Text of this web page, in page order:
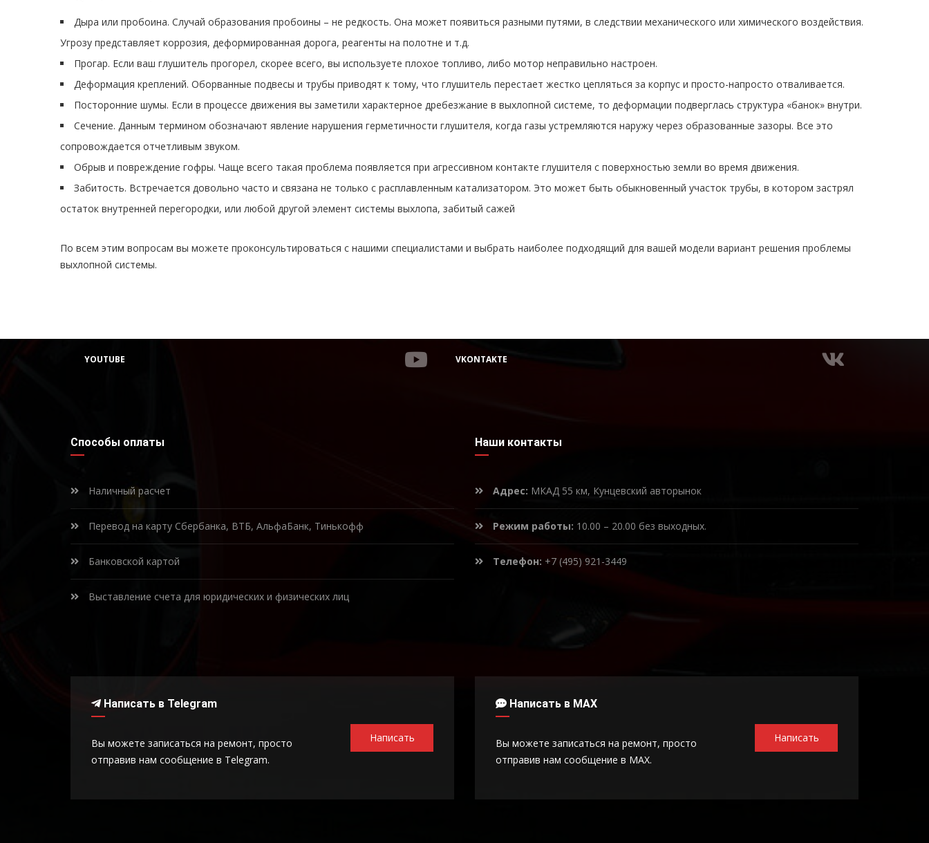
Дыра или пробоина. Случай образования пробоины – не редкость. Она может появиться разными путями, в следствии механического или химического воздействия.
Угрозу представляет коррозия, деформированная дорога, реагенты на полотне и т.д.
Прогар. Если ваш глушитель прогорел, скорее всего, вы используете плохое топливо, либо мотор неправильно настроен.
Деформация креплений. Оборванные подвесы и трубы приводят к тому, что глушитель перестает жестко цепляться за корпус и просто-напросто отваливается.
Посторонние шумы. Если в процессе движения вы заметили характерное дребезжание в выхлопной системе, то деформации подверглась структура «банок» внутри.
Сечение. Данным термином обозначают явление нарушения герметичности глушителя, когда газы устремляются наружу через образованные зазоры. Все это
сопровождается отчетливым звуком.
Обрыв и повреждение гофры. Чаще всего такая проблема появляется при агрессивном контакте глушителя с поверхностью земли во время движения.
Забитость. Встречается довольно часто и связана не только с расплавленным катализатором. Это может быть обыкновенный участок трубы, в котором застрял
остаток внутренней перегородки, или любой другой элемент системы выхлопа, забитый сажей
По всем этим вопросам вы можете проконсультироваться с нашими специалистами и выбрать наиболее подходящий для вашей модели вариант решения проблемы
выхлопной системы.
YOUTUBE VKONTAKTE
Способы оплаты
Наличный расчет
Перевод на карту Сбербанка, ВТБ, АльфаБанк, Тинькофф
Банковской картой
Выставление счета для юридических и физических лиц
Наши контакты
Адрес: МКАД 55 км, Кунцевский авторынок
Режим работы: 10.00 – 20.00 без выходных.
Телефон: +7 (495) 921-3449
Написать в Telegram
Вы можете записаться на ремонт, просто
отправив нам сообщение в Telegram.
Написать
Написать в MAX
Вы можете записаться на ремонт, просто
отправив нам сообщение в MAX.
Написать